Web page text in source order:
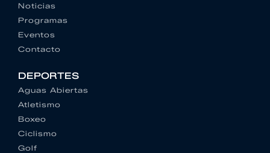
Noticias
Programas
Eventos
Contacto
DEPORTES
Aguas Abiertas
Atletismo
Boxeo
Ciclismo
Golf